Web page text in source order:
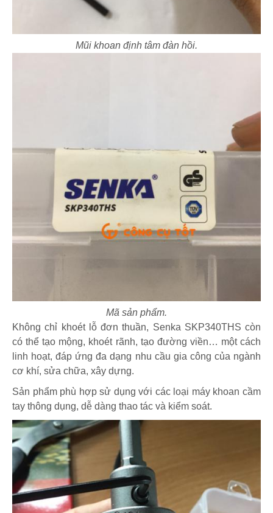
Mũi khoan định tâm đàn hồi.
Mã sản phẩm.
Không chỉ khoét lỗ đơn thuần, Senka SKP340THS còn
có thể tạo mộng, khoét rãnh, tạo đường viền… một cách
linh hoạt, đáp ứng đa dạng nhu cầu gia công của ngành
cơ khí, sửa chữa, xây dựng.
Sản phẩm phù hợp sử dụng với các loại máy khoan cầm
tay thông dụng, dễ dàng thao tác và kiểm soát.